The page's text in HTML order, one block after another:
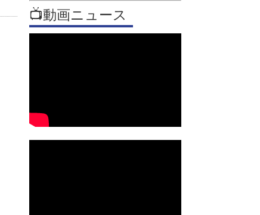
📺動画ニュース